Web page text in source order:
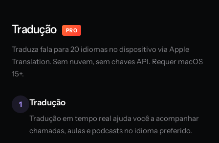
Tradução PRO
Traduza fala para 20 idiomas no dispositivo via Apple
Translation. Sem nuvem, sem chaves API. Requer macOS
15+.
1 Tradução
Tradução em tempo real ajuda você a acompanhar
chamadas, aulas e podcasts no idioma preferido.